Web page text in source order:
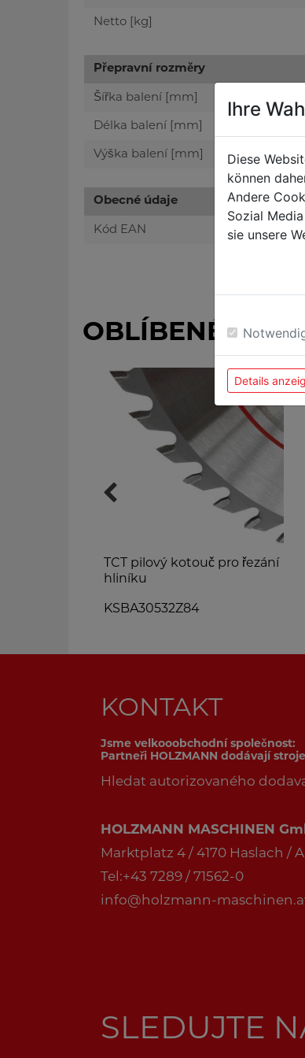
Netto [kg]
Přepravní rozměry
Šířka balení [mm]
Délka balení [mm]
Výška balení [mm]
Obecné údaje
Kód EAN
OBLÍBENÉ
TCT pilový kotouč pro řezání
hliníku
KSBA30532Z84
KONTAKT
Jsme velkooobchodní společnost:
Partneři HOLZMANN dodávají
Hledat autorizovaného
HOLZMANN MASCHINEN
Marktplatz 4 / 4170 Haslach /
Tel:+43 7289 / 71562-0
info@holzmann-
SLEDUJTE
Ihre
Diese
können
Andere
Sozial
sie unsere
Details